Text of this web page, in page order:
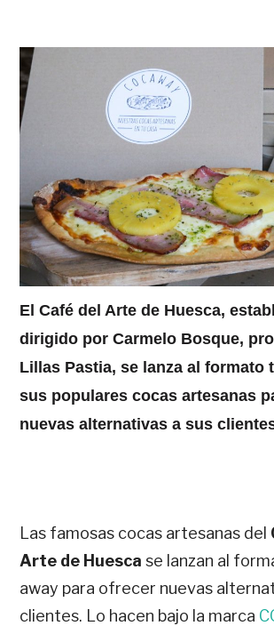
El Café del Arte de Huesca,
dirigido por Carmelo Bosque,
Lillas Pastia, se lanza al formato
sus populares cocas artesanas
nuevas alternativas a sus
Las famosas cocas artesanas del
Arte de Huesca se lanzan al
away para ofrecer nuevas
clientes. Lo hacen bajo la marca